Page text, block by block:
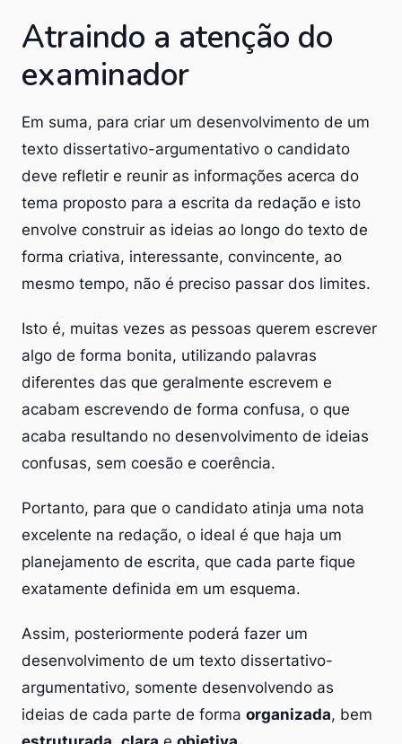
Atraindo a atenção do
examinador
Em suma, para criar um desenvolvimento de um
texto dissertativo-argumentativo o candidato
deve refletir e reunir as informações acerca do
tema proposto para a escrita da redação e isto
envolve construir as ideias ao longo do texto de
forma criativa, interessante, convincente, ao
mesmo tempo, não é preciso passar dos limites.
Isto é, muitas vezes as pessoas querem escrever
algo de forma bonita, utilizando palavras
diferentes das que geralmente escrevem e
acabam escrevendo de forma confusa, o que
acaba resultando no desenvolvimento de ideias
confusas, sem coesão e coerência.
Portanto, para que o candidato atinja uma nota
excelente na redação, o ideal é que haja um
planejamento de escrita, que cada parte fique
exatamente definida em um esquema.
Assim, posteriormente poderá fazer um
desenvolvimento de um texto dissertativo-
argumentativo, somente desenvolvendo as
ideias de cada parte de forma organizada, bem